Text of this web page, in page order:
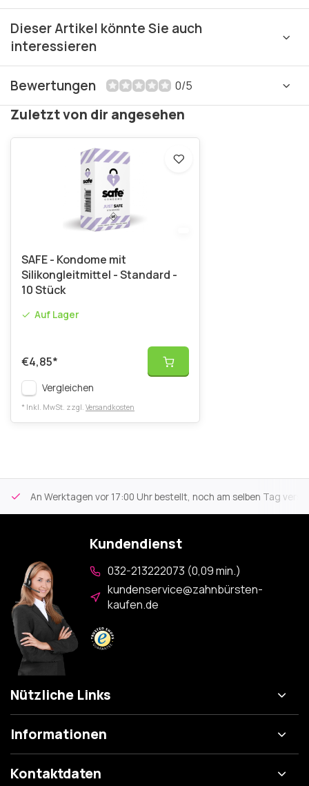
Dieser Artikel könnte Sie auch
interessieren
Bewertungen 0/5
Zuletzt von dir angesehen
SAFE - Kondome mit
Silikongleitmittel - Standard -
10 Stück
Auf Lager
€4,85*
Vergleichen
* Inkl. MwSt. zzgl. Versandkosten
An Werktagen vor 17:00 Uhr bestellt, noch am selben Tag
Kundendienst
032-213222073 (0,09 min.)
kundenservice@zahnbürsten-
kaufen.de
Nützliche Links
Informationen
Kontaktdaten